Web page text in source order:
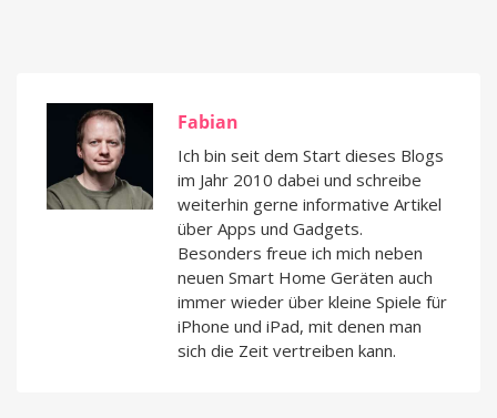
Fabian
Ich bin seit dem Start dieses Blogs
im Jahr 2010 dabei und schreibe
weiterhin gerne informative Artikel
über Apps und Gadgets.
Besonders freue ich mich neben
neuen Smart Home Geräten auch
immer wieder über kleine Spiele für
iPhone und iPad, mit denen man
sich die Zeit vertreiben kann.